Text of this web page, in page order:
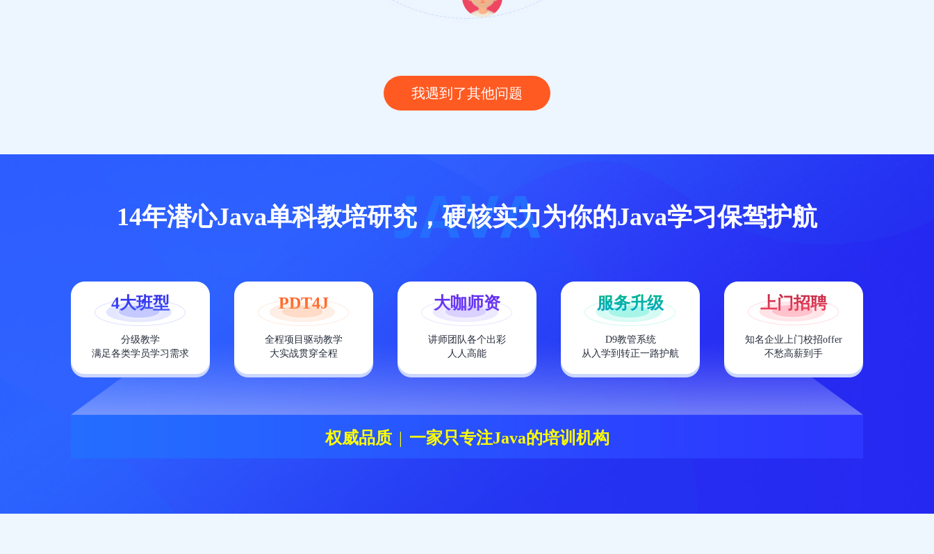
我遇到了其他问题
14年潜心Java单科教培研究，硬核实力为你的Java学习保驾护航
4大班型
分级教学
满足各类学员学习需求
PDT4J
全程项目驱动教学
大实战贯穿全程
大咖师资
讲师团队各个出彩
人人高能
服务升级
D9教管系统
从入学到转正一路护航
上门招聘
知名企业上门校招offer
不愁高薪到手
权威品质 | 一家只专注Java的培训机构